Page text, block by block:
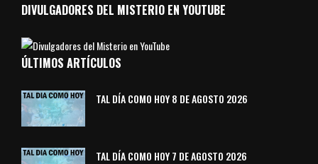
DIVULGADORES DEL MISTERIO EN YOUTUBE
ÚLTIMOS ARTÍCULOS
TAL DÍA COMO HOY 8 DE AGOSTO 2026
TAL DÍA COMO HOY 7 DE AGOSTO 2026